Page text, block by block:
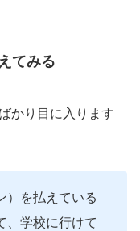
てみる
かり目に入ります
）を払えている
、学校に行けて